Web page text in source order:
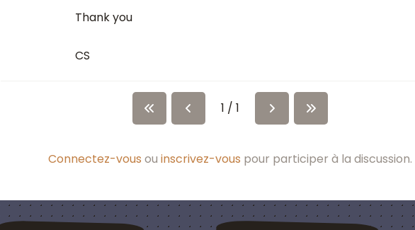
Thank you
CS
1 / 1
Connectez-vous ouinscrivez-vous pour participer à la discussion.